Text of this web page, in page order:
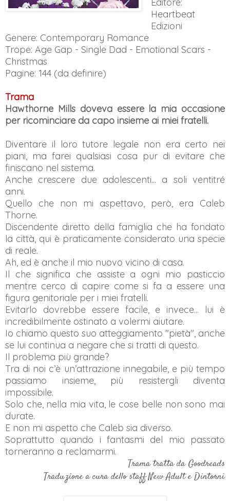
Editore:
Heartbeat
Edizioni
Genere: Contemporary Romance
Trope: Age Gap - Single Dad - Emotional Scars -
Christmas
Pagine: 144 (da definire)
Trama
Hawthorne Mills doveva essere la mia occasione
per ricominciare da capo insieme ai miei fratelli.
Diventare il loro tutore legale non era certo nei
piani, ma farei qualsiasi cosa pur di evitare che
finiscano nel sistema.
Anche crescere due adolescenti... a soli ventitré
anni.
Quello che non mi aspettavo, però, era Caleb
Thorne.
Discendente diretto della famiglia che ha fondato
la città, qui è praticamente considerato una specie
di reale.
Ah, ed è anche il mio nuovo vicino di casa.
Il che significa che assiste a ogni mio pasticcio
mentre cerco di capire come si fa a essere una
figura genitoriale per i miei fratelli.
Evitarlo dovrebbe essere facile, e invece... lui è
incredibilmente ostinato a volermi aiutare.
Io chiamo questo suo atteggiamento "pietà", anche
se lui continua a negare che si tratti di questo.
Il problema più grande?
Tra di noi c’è un’attrazione innegabile, e più tempo
passiamo insieme, più resistergli diventa
impossibile.
Solo che, nella mia vita, le cose belle non sono mai
durate.
E non mi aspetto che Caleb sia diverso.
Soprattutto quando i fantasmi del mio passato
torneranno a reclamarmi.
Trama tratta da Goodreads
Traduzione a cura dello staff New Adult e Dintorni